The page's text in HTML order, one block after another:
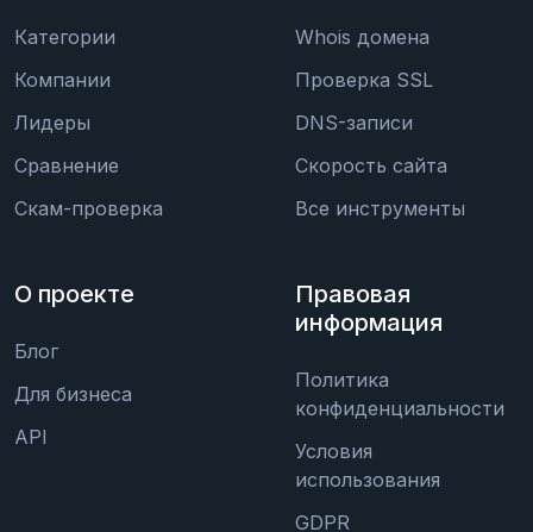
Категории
Компании
Лидеры
Сравнение
Скам-проверка
Whois домена
Проверка SSL
DNS-записи
Скорость сайта
Все инструменты
О проекте
Блог
Для бизнеса
API
Правовая
информация
Политика
конфиденциальности
Условия
использования
GDPR